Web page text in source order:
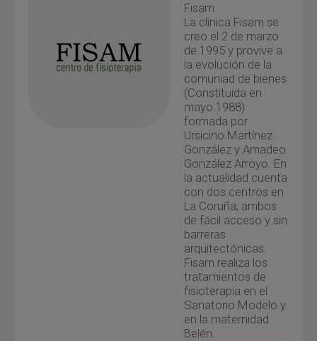
Fisam
La clínica Fisam se
creo el 2 de marzo
de 1995 y provive a
la evolución de la
comuniad de bienes
(Constituida en
mayo 1988)
formada por
Ursicino Martínez
González y Amadeo
González Arroyo. En
la actualidad cuenta
con dos centros en
La Coruña, ambos
de fácil acceso y sin
barreras
arquitectónicas.
Fisam realiza los
tratamientos de
fisioterapia en el
Sanatorio Modelo y
en la maternidad
Belén.